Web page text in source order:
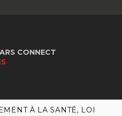
À LA SANTÉ, LOI
CONNECT
À LA SANTÉ, LOI